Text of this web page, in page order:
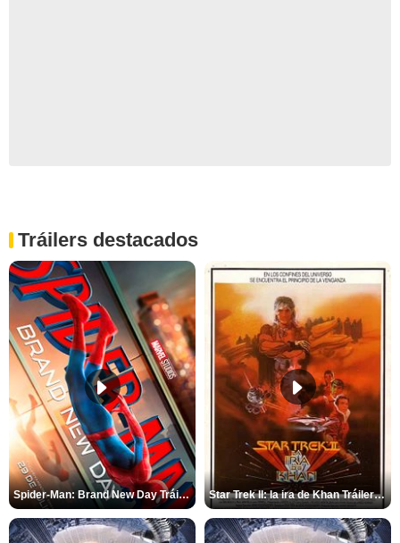
Tráilers destacados
Spider-Man: Brand New Day Tráiler (3) Star Trek II: la ira de Khan Tráiler VO